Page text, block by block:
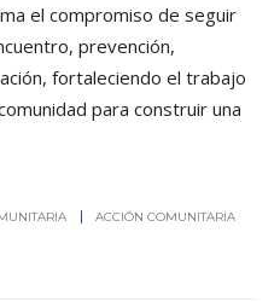
el compromiso de seguir
prevención,
fortaleciendo el trabajo
para construir una
ACCIÓN COMUNITARIA